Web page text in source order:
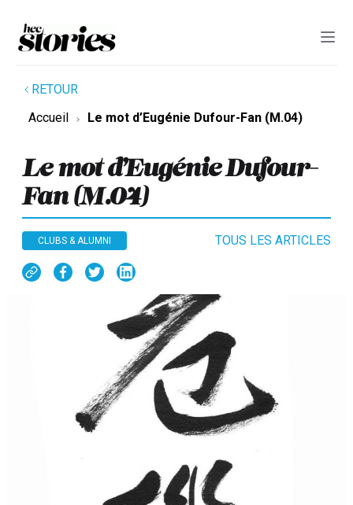
RETOUR
Accueil
Le mot d’Eugénie Dufour-Fan (M.04)
Le mot d’Eugénie Dufour-
Fan (M.04)
CLUBS & ALUMNI TOUS LES ARTICLES